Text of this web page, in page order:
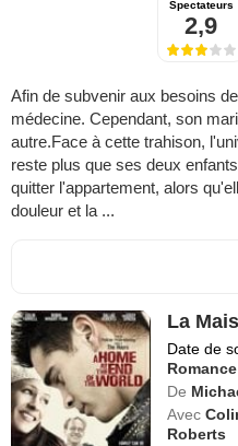
Spectateurs
2,9
Afin de subvenir aux besoins
médecine. Cependant, son
autre.Face à cette trahison,
reste plus que ses deux
quitter l'appartement, alors
douleur et la ...
La
Date de
Romance
De
Avec
Roberts